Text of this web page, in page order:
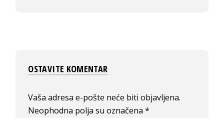
OSTAVITE KOMENTAR
Vaša adresa e-pošte neće biti objavljena.
Neophodna polja su označena*